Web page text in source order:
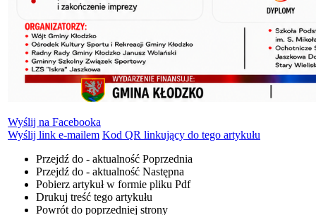
Wyślij na Facebooka
Wyślij link e-mailem Kod QR linkujący do tego artykułu
Przejdź do - aktualność Poprzednia
Przejdź do - aktualność Następna
Pobierz artykuł w formie pliku Pdf
Drukuj treść tego artykułu
Powrót do poprzedniej strony